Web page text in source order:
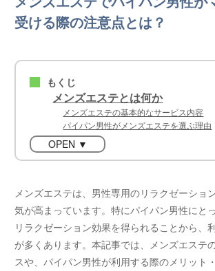
受ける際の注意点とは？
■ もくじ
メンズエステとは何か
メンズエステの基本的なサービス内容
パイパン男性がメンズエステを選ぶ理由
OPEN ▼
メンズエステは、男性専用のリラクゼーショ
気が高まっています。特にパイパン男性にと
リラクゼーション効果を得られることから、
が多くあります。本記事では、メンズエステ
スや、パイパン男性が利用する際のメリット